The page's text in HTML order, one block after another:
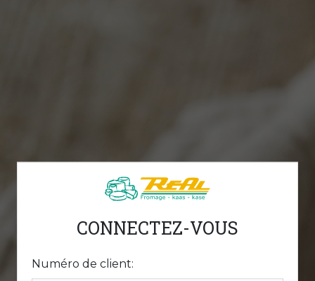
CONNECTEZ-VOUS
Numéro de client: